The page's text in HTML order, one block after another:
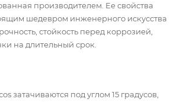
производителем. Ее свойства
шедевром инженерного искусства
стойкость перед коррозией,
на длительный срок.
затачиваются под углом 15 градусов,